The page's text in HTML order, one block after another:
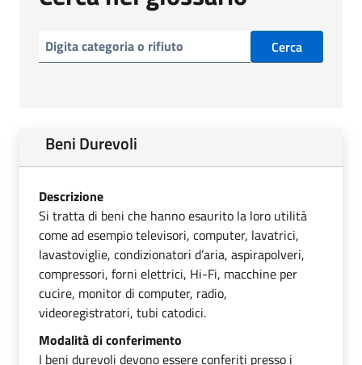
Cerca
Beni Durevoli
Descrizione
Si tratta di beni che hanno esaurito la loro utilità
come ad esempio televisori, computer, lavatrici,
lavastoviglie, condizionatori d’aria, aspirapolveri,
compressori, forni elettrici, Hi-Fi, macchine per
cucire, monitor di computer, radio,
videoregistratori, tubi catodici.
Modalità di conferimento
I beni durevoli devono essere conferiti presso i